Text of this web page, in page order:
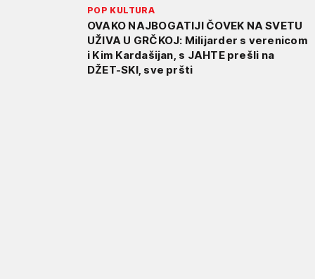
POP KULTURA
OVAKO NAJBOGATIJI ČOVEK NA SVETU
UŽIVA U GRČKOJ: Milijarder s verenicom
i Kim Kardašijan, s JAHTE prešli na
DŽET-SKI, sve pršti